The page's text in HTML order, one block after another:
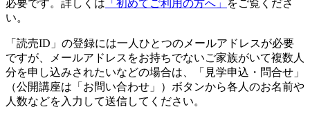
必要です。詳しくは 「初めてご利用の方へ」
をご覧くださ
い。
「読売ID」の登録には一人ひとつのメールアドレスが必要
ですが、メールアドレスをお持ちでないご家族がいて複数人
分を申し込みされたいなどの場合は、「見学申込・問合せ」
（公開講座は「お問い合わせ」）ボタンから各人のお名前や
人数などを入力して送信してください。